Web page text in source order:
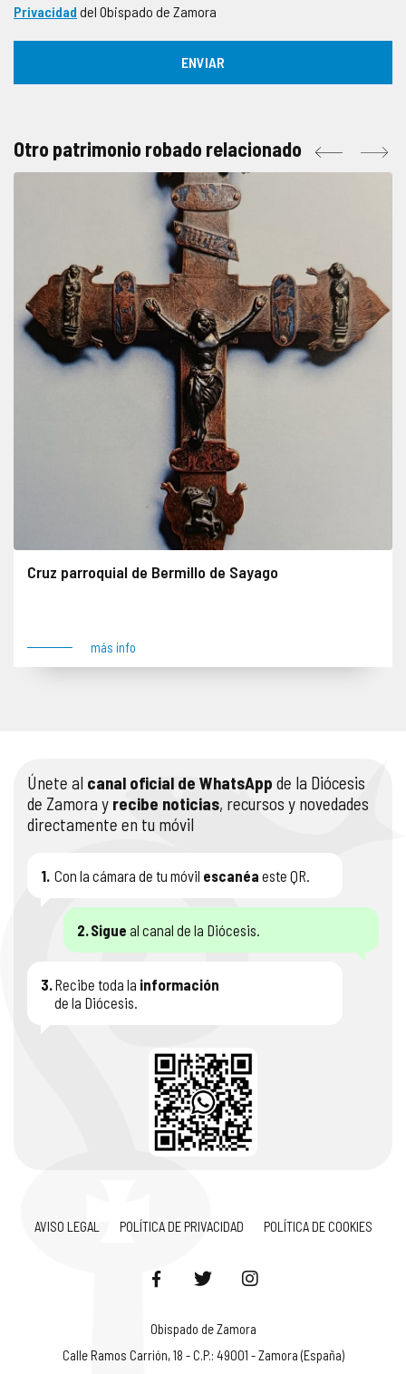
Privacidad del Obispado de Zamora
Otro patrimonio robado relacionado
Cruz parroquial de Bermillo de Sayago
más info
Únete al canal oficial de WhatsApp de la Diócesis
de Zamora y recibe noticias, recursos y novedades
directamente en tu móvil
1. Con la cámara de tu móvil escanéa este QR.
2. Sigue al canal de la Diócesis.
3. Recibe toda la información
de la Diócesis.
AVISO LEGAL POLÍTICA DE PRIVACIDAD POLÍTICA DE COOKIES
Obispado de Zamora
Calle Ramos Carrión, 18 - C.P.: 49001 - Zamora (España)